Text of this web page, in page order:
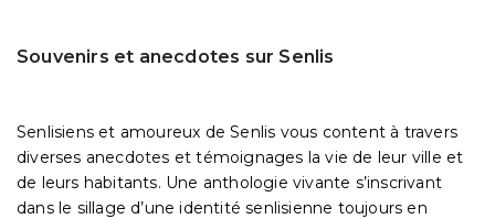
Souvenirs et anecdotes sur Senlis
Senlisiens et amoureux de Senlis vous content à travers
diverses anecdotes et témoignages la vie de leur ville et
de leurs habitants. Une anthologie vivante s’inscrivant
dans le sillage d’une identité senlisienne toujours en